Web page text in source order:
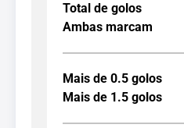
Total de golos
Ambas marcam
Mais de 0.5 golos
Mais de 1.5 golos